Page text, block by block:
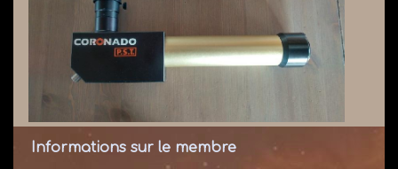
Informations sur le membre